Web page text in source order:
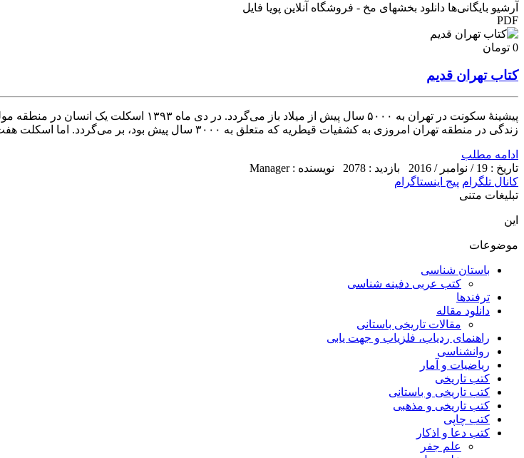
آرشیو بایگانی‌ها دانلود بخشهای مخ - فروشگاه آنلاین پویا فایل
PDF
0 تومان
کتاب تهران قدیم
زندگی در منطقه تهران امروزی به کشفیات قیطریه که متعلق به ۳۰۰۰ سال پیش بود، بر می‌گردد. اما اسکلت هفت هزارساله یک زن که در حفاری فاضلاب در محله مولوی تهران کشف و [...]
ادامه مطلب
تاریخ : 19 / نوامبر / 2016
بازدید : 2078
نویسنده : Manager
کانال تلگرام پیج اینستاگرام
تبلیغات متنی
این
موضوعات
باستان شناسی
کتب عربی دفینه شناسی
ترفندها
دانلود مقاله
مقالات تاریخی باستانی
راهنمای ردیاب، فلزیاب و جهت یابی
روانشناسی
ریاضیات و آمار
کتب تاریخی
کتب تاریخی و باستانی
کتب تاریخی و مذهبی
کتب چاپی
کتب دعا و اذکار
علم جفر